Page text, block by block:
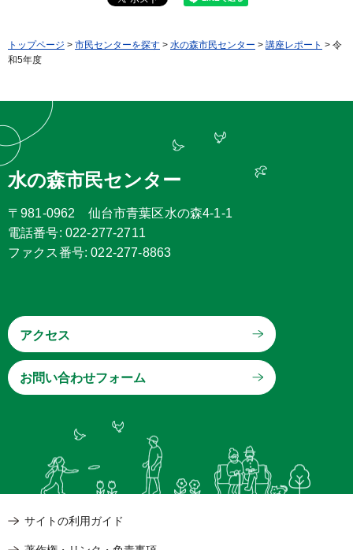
トップページ > 市民センターを探す > 水の森市民センター > 講座レポート > 令
和5年度
水の森市民センター
〒981-0962 仙台市青葉区水の森4-1-1
電話番号: 022-277-2711
ファクス番号: 022-277-8863
アクセス
サイトの利用ガイド